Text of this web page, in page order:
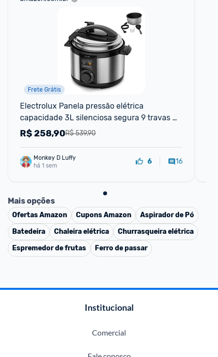
Frete Grátis
Electrolux Panela pressão elétrica
capacidade 3L silenciosa segura 9 travas
segurança timer feijão manter aquecido a
R$ 539,90
R$258,90
Monkey D Luffy
há 1 sem
6 16
Mais opções
OfertasAmazon CuponsAmazon
Aspirador de Pó
Batedeira
Chaleira elétrica
Churrasqueira elétrica
Espremedor de frutas
Ferro de passar
Institucional
Comercial